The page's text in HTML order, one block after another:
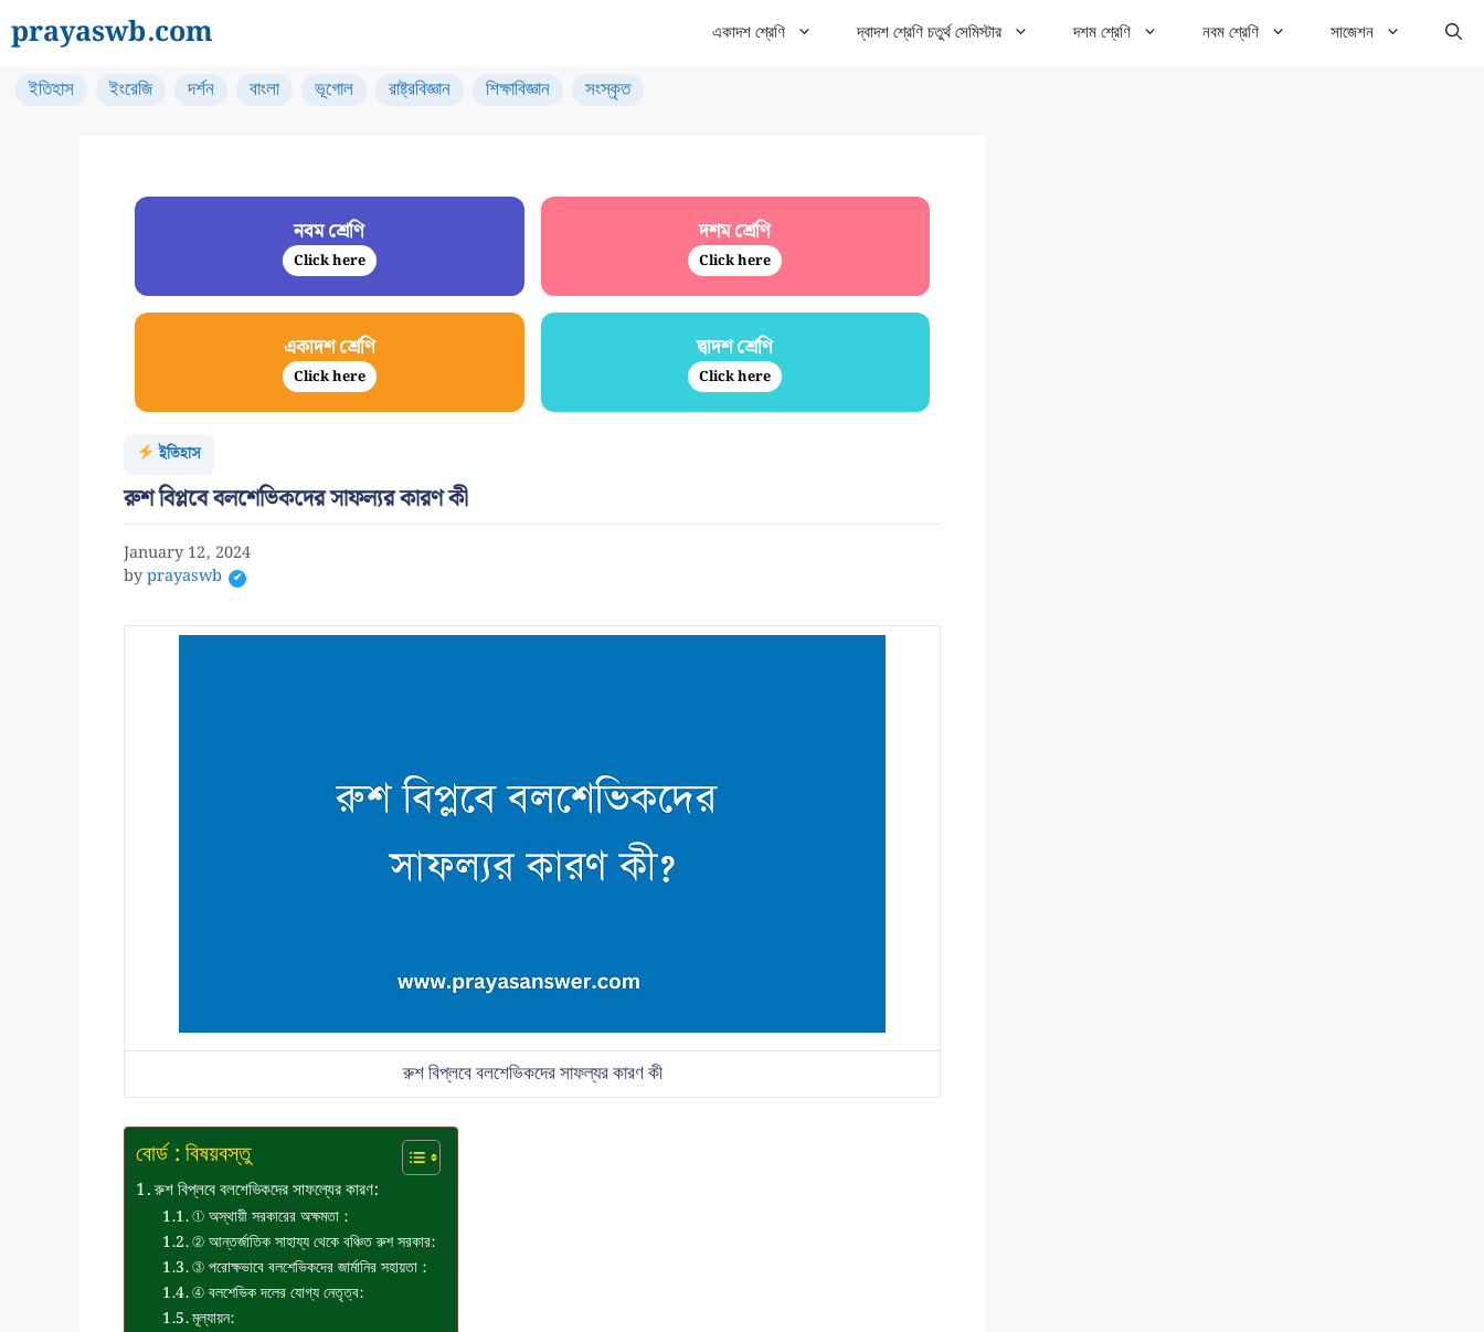
to
content
prayaswb.com একাদশ শ্রেণি দ্বাদশ শ্রেণি চতুর্থ সেমিস্টার দশম শ্রেণি নবম শ্রেণি সাজেশন
ইতিহাস ইংরেজি দর্শন বাংলা ভূগোল রাষ্ট্রবিজ্ঞান শিক্ষাবিজ্ঞান সংস্কৃত
নবম শ্রেণি
Click here
দশম শ্রেণি
Click here
একাদশ শ্রেণি
Click here
দ্বাদশ শ্রেণি
Click here
ইতিহাস
রুশ বিপ্লবে বলশেভিকদের সাফল্যর কারণ কী
January 12, 2024
byprayaswb
রুশ বিপ্লবে বলশেভিকদের সাফল্যর কারণ কী
বোর্ড : বিষয়বস্তু
রুশ বিপ্লবে বলশেভিকদের সাফল্যের কারণ:
① অস্থায়ী সরকারের অক্ষমতা :
② আন্তর্জাতিক সাহায্য থেকে বঞ্চিত রুশ সরকার:
③ পরোক্ষভাবে বলশেভিকদের জার্মানির সহায়তা :
④ বলশেভিক দলের যোগ্য নেতৃত্ব:
মূল্যায়ন: